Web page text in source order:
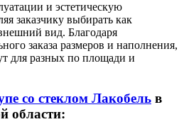
и эстетическую
заказчику выбирать как
вид. Благодаря
заказа размеров и наполнения,
для разных по площади и
со стеклом Лакобель в
области: